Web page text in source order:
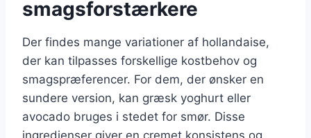
smagsforstærkere
Der findes mange variationer af hollandaise,
der kan tilpasses forskellige kostbehov og
smagspræferencer. For dem, der ønsker en
sundere version, kan græsk yoghurt eller
avocado bruges i stedet for smør. Disse
ingredienser giver en cremet konsistens og